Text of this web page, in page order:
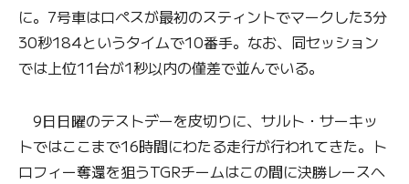
に。7号車はロペスが最初のスティントでマークした3分
30秒184というタイムで10番手。なお、同セッション
では上位11台が1秒以内の僅差で並んでいる。
9日日曜のテストデーを皮切りに、サルト・サーキッ
トではここまで16時間にわたる走行が行われてきた。ト
ロフィー奪還を狙うTGRチームはこの間に決勝レースへ